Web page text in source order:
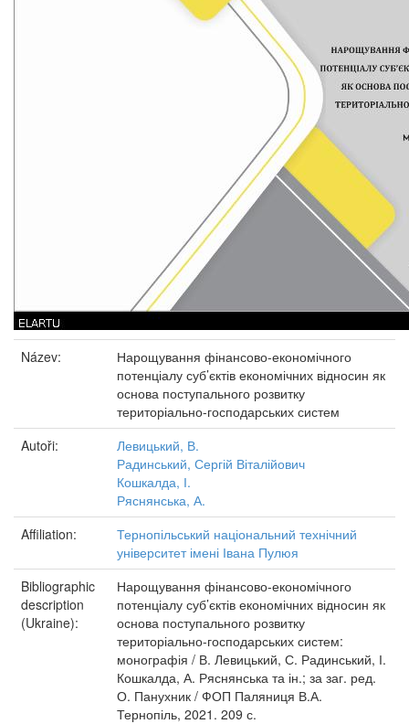
Název:
Нарощування фінансово-економічного
потенціалу суб’єктів економічних відносин як
основа поступального розвитку
територіально-господарських систем
Autoři:
Левицький, В.
Радинський, Сергій Віталійович
Кошкалда, І.
Ряснянська, А.
Affiliation:
Тернопільський національний технічний
університет імені Івана Пулюя
Bibliographic
description
(Ukraine):
Нарощування фінансово-економічного
потенціалу суб’єктів економічних відносин як
основа поступального розвитку
територіально-господарських систем:
монографія / В. Левицький, С. Радинський, І.
Кошкалда, А. Ряснянська та ін.; за заг. ред.
О. Панухник / ФОП Паляниця В.А.
Тернопіль, 2021. 209 с.